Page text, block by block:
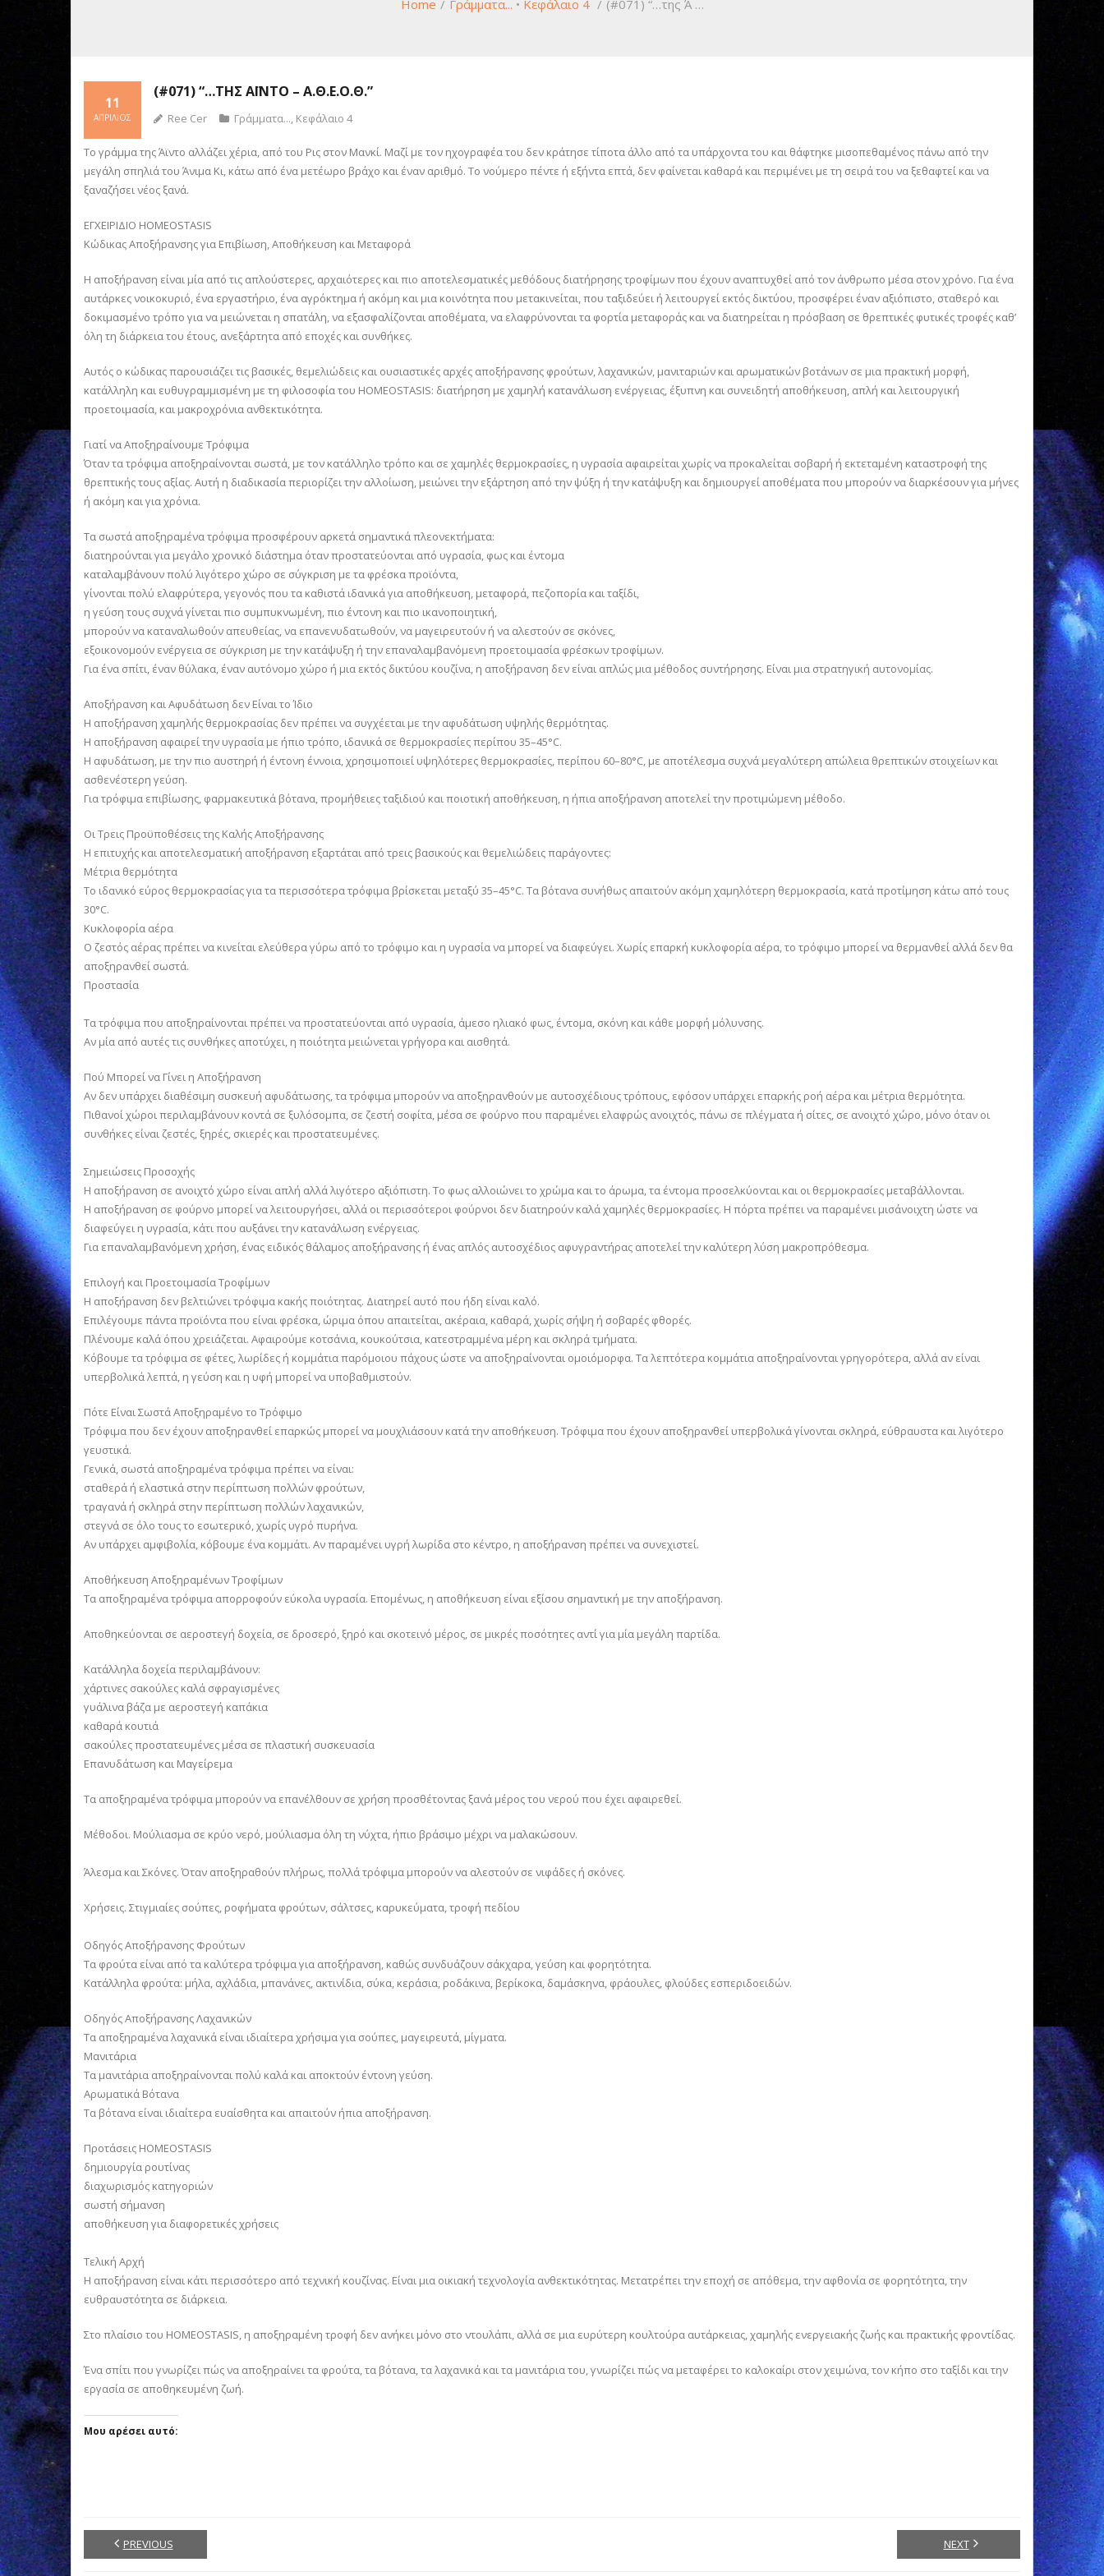
Home / Γράμματα... • Κεφάλαιο 4 / (#071) “…της Ά …
(#071) “…ΤΗΣ ΆΪΝΤΟ – Α.Θ.Ε.Ο.Θ.”
11
ΑΠΡΊΛΙΟΣ Ree Cer Γράμματα... Κεφάλαιο 4
Το γράμμα της Άϊντο αλλάζει χέρια, από του Ρις στον Μανκί. Μαζί με τον ηχογραφέα του δεν κράτησε τίποτα άλλο από τα υπάρχοντα του και θάφτηκε μισοπεθαμένος πάνω από την
μεγάλη σπηλιά του Άνιμα Κι, κάτω από ένα μετέωρο βράχο και έναν αριθμό. Το νούμερο πέντε ή εξήντα επτά, δεν φαίνεται καθαρά και περιμένει με τη σειρά του να ξεθαφτεί και να
ξαναζήσει νέος ξανά.
ΕΓΧΕΙΡΙΔΙΟ HOMEOSTASIS
Κώδικας Αποξήρανσης για Επιβίωση, Αποθήκευση και Μεταφορά
Η αποξήρανση είναι μία από τις απλούστερες, αρχαιότερες και πιο αποτελεσματικές μεθόδους διατήρησης τροφίμων που έχουν αναπτυχθεί από τον άνθρωπο μέσα στον χρόνο. Για ένα
αυτάρκες νοικοκυριό, ένα εργαστήριο, ένα αγρόκτημα ή ακόμη και μια κοινότητα που μετακινείται, που ταξιδεύει ή λειτουργεί εκτός δικτύου, προσφέρει έναν αξιόπιστο, σταθερό και
δοκιμασμένο τρόπο για να μειώνεται η σπατάλη, να εξασφαλίζονται αποθέματα, να ελαφρύνονται τα φορτία μεταφοράς και να διατηρείται η πρόσβαση σε θρεπτικές φυτικές τροφές καθ’
όλη τη διάρκεια του έτους, ανεξάρτητα από εποχές και συνθήκες.
Αυτός ο κώδικας παρουσιάζει τις βασικές, θεμελιώδεις και ουσιαστικές αρχές αποξήρανσης φρούτων, λαχανικών, μανιταριών και αρωματικών βοτάνων σε μια πρακτική μορφή,
κατάλληλη και ευθυγραμμισμένη με τη φιλοσοφία του HOMEOSTASIS: διατήρηση με χαμηλή κατανάλωση ενέργειας, έξυπνη και συνειδητή αποθήκευση, απλή και λειτουργική
προετοιμασία, και μακροχρόνια ανθεκτικότητα.
Γιατί να Αποξηραίνουμε Τρόφιμα
Όταν τα τρόφιμα αποξηραίνονται σωστά, με τον κατάλληλο τρόπο και σε χαμηλές θερμοκρασίες, η υγρασία αφαιρείται χωρίς να προκαλείται σοβαρή ή εκτεταμένη καταστροφή της
θρεπτικής τους αξίας. Αυτή η διαδικασία περιορίζει την αλλοίωση, μειώνει την εξάρτηση από την ψύξη ή την κατάψυξη και δημιουργεί αποθέματα που μπορούν να διαρκέσουν για μήνες
ή ακόμη και για χρόνια.
Τα σωστά αποξηραμένα τρόφιμα προσφέρουν αρκετά σημαντικά πλεονεκτήματα:
διατηρούνται για μεγάλο χρονικό διάστημα όταν προστατεύονται από υγρασία, φως και έντομα
καταλαμβάνουν πολύ λιγότερο χώρο σε σύγκριση με τα φρέσκα προϊόντα,
γίνονται πολύ ελαφρύτερα, γεγονός που τα καθιστά ιδανικά για αποθήκευση, μεταφορά, πεζοπορία και ταξίδι,
η γεύση τους συχνά γίνεται πιο συμπυκνωμένη, πιο έντονη και πιο ικανοποιητική,
μπορούν να καταναλωθούν απευθείας, να επανενυδατωθούν, να μαγειρευτούν ή να αλεστούν σε σκόνες,
εξοικονομούν ενέργεια σε σύγκριση με την κατάψυξη ή την επαναλαμβανόμενη προετοιμασία φρέσκων τροφίμων.
Για ένα σπίτι, έναν θύλακα, έναν αυτόνομο χώρο ή μια εκτός δικτύου κουζίνα, η αποξήρανση δεν είναι απλώς μια μέθοδος συντήρησης. Είναι μια στρατηγική αυτονομίας.
Αποξήρανση και Αφυδάτωση δεν Είναι το Ίδιο
Η αποξήρανση χαμηλής θερμοκρασίας δεν πρέπει να συγχέεται με την αφυδάτωση υψηλής θερμότητας.
Η αποξήρανση αφαιρεί την υγρασία με ήπιο τρόπο, ιδανικά σε θερμοκρασίες περίπου 35–45°C.
Η αφυδάτωση, με την πιο αυστηρή ή έντονη έννοια, χρησιμοποιεί υψηλότερες θερμοκρασίες, περίπου 60–80°C, με αποτέλεσμα συχνά μεγαλύτερη απώλεια θρεπτικών στοιχείων και
ασθενέστερη γεύση.
Για τρόφιμα επιβίωσης, φαρμακευτικά βότανα, προμήθειες ταξιδιού και ποιοτική αποθήκευση, η ήπια αποξήρανση αποτελεί την προτιμώμενη μέθοδο.
Οι Τρεις Προϋποθέσεις της Καλής Αποξήρανσης
Η επιτυχής και αποτελεσματική αποξήρανση εξαρτάται από τρεις βασικούς και θεμελιώδεις παράγοντες:
Μέτρια θερμότητα
Το ιδανικό εύρος θερμοκρασίας για τα περισσότερα τρόφιμα βρίσκεται μεταξύ 35–45°C. Τα βότανα συνήθως απαιτούν ακόμη χαμηλότερη θερμοκρασία, κατά προτίμηση κάτω από τους
30°C.
Κυκλοφορία αέρα
Ο ζεστός αέρας πρέπει να κινείται ελεύθερα γύρω από το τρόφιμο και η υγρασία να μπορεί να διαφεύγει. Χωρίς επαρκή κυκλοφορία αέρα, το τρόφιμο μπορεί να θερμανθεί αλλά δεν θα
αποξηρανθεί σωστά.
Προστασία
Τα τρόφιμα που αποξηραίνονται πρέπει να προστατεύονται από υγρασία, άμεσο ηλιακό φως, έντομα, σκόνη και κάθε μορφή μόλυνσης.
Αν μία από αυτές τις συνθήκες αποτύχει, η ποιότητα μειώνεται γρήγορα και αισθητά.
Πού Μπορεί να Γίνει η Αποξήρανση
Αν δεν υπάρχει διαθέσιμη συσκευή αφυδάτωσης, τα τρόφιμα μπορούν να αποξηρανθούν με αυτοσχέδιους τρόπους, εφόσον υπάρχει επαρκής ροή αέρα και μέτρια θερμότητα.
Πιθανοί χώροι περιλαμβάνουν κοντά σε ξυλόσομπα, σε ζεστή σοφίτα, μέσα σε φούρνο που παραμένει ελαφρώς ανοιχτός, πάνω σε πλέγματα ή σίτες, σε ανοιχτό χώρο, μόνο όταν οι
συνθήκες είναι ζεστές, ξηρές, σκιερές και προστατευμένες.
Σημειώσεις Προσοχής
Η αποξήρανση σε ανοιχτό χώρο είναι απλή αλλά λιγότερο αξιόπιστη. Το φως αλλοιώνει το χρώμα και το άρωμα, τα έντομα προσελκύονται και οι θερμοκρασίες μεταβάλλονται.
Η αποξήρανση σε φούρνο μπορεί να λειτουργήσει, αλλά οι περισσότεροι φούρνοι δεν διατηρούν καλά χαμηλές θερμοκρασίες. Η πόρτα πρέπει να παραμένει μισάνοιχτη ώστε να
διαφεύγει η υγρασία, κάτι που αυξάνει την κατανάλωση ενέργειας.
Για επαναλαμβανόμενη χρήση, ένας ειδικός θάλαμος αποξήρανσης ή ένας απλός αυτοσχέδιος αφυγραντήρας αποτελεί την καλύτερη λύση μακροπρόθεσμα.
Επιλογή και Προετοιμασία Τροφίμων
Η αποξήρανση δεν βελτιώνει τρόφιμα κακής ποιότητας. Διατηρεί αυτό που ήδη είναι καλό.
Επιλέγουμε πάντα προϊόντα που είναι φρέσκα, ώριμα όπου απαιτείται, ακέραια, καθαρά, χωρίς σήψη ή σοβαρές φθορές.
Πλένουμε καλά όπου χρειάζεται. Αφαιρούμε κοτσάνια, κουκούτσια, κατεστραμμένα μέρη και σκληρά τμήματα.
Κόβουμε τα τρόφιμα σε φέτες, λωρίδες ή κομμάτια παρόμοιου πάχους ώστε να αποξηραίνονται ομοιόμορφα. Τα λεπτότερα κομμάτια αποξηραίνονται γρηγορότερα, αλλά αν είναι
υπερβολικά λεπτά, η γεύση και η υφή μπορεί να υποβαθμιστούν.
Πότε Είναι Σωστά Αποξηραμένο το Τρόφιμο
Τρόφιμα που δεν έχουν αποξηρανθεί επαρκώς μπορεί να μουχλιάσουν κατά την αποθήκευση. Τρόφιμα που έχουν αποξηρανθεί υπερβολικά γίνονται σκληρά, εύθραυστα και λιγότερο
γευστικά.
Γενικά, σωστά αποξηραμένα τρόφιμα πρέπει να είναι:
σταθερά ή ελαστικά στην περίπτωση πολλών φρούτων,
τραγανά ή σκληρά στην περίπτωση πολλών λαχανικών,
στεγνά σε όλο τους το εσωτερικό, χωρίς υγρό πυρήνα.
Αν υπάρχει αμφιβολία, κόβουμε ένα κομμάτι. Αν παραμένει υγρή λωρίδα στο κέντρο, η αποξήρανση πρέπει να συνεχιστεί.
Αποθήκευση Αποξηραμένων Τροφίμων
Τα αποξηραμένα τρόφιμα απορροφούν εύκολα υγρασία. Επομένως, η αποθήκευση είναι εξίσου σημαντική με την αποξήρανση.
Αποθηκεύονται σε αεροστεγή δοχεία, σε δροσερό, ξηρό και σκοτεινό μέρος, σε μικρές ποσότητες αντί για μία μεγάλη παρτίδα.
Κατάλληλα δοχεία περιλαμβάνουν:
χάρτινες σακούλες καλά σφραγισμένες
γυάλινα βάζα με αεροστεγή καπάκια
καθαρά κουτιά
σακούλες προστατευμένες μέσα σε πλαστική συσκευασία
Επανυδάτωση και Μαγείρεμα
Τα αποξηραμένα τρόφιμα μπορούν να επανέλθουν σε χρήση προσθέτοντας ξανά μέρος του νερού που έχει αφαιρεθεί.
Μέθοδοι. Μούλιασμα σε κρύο νερό, μούλιασμα όλη τη νύχτα, ήπιο βράσιμο μέχρι να μαλακώσουν.
Άλεσμα και Σκόνες. Όταν αποξηραθούν πλήρως, πολλά τρόφιμα μπορούν να αλεστούν σε νιφάδες ή σκόνες.
Χρήσεις. Στιγμιαίες σούπες, ροφήματα φρούτων, σάλτσες, καρυκεύματα, τροφή πεδίου
Οδηγός Αποξήρανσης Φρούτων
Τα φρούτα είναι από τα καλύτερα τρόφιμα για αποξήρανση, καθώς συνδυάζουν σάκχαρα, γεύση και φορητότητα.
Κατάλληλα φρούτα: μήλα, αχλάδια, μπανάνες, ακτινίδια, σύκα, κεράσια, ροδάκινα, βερίκοκα, δαμάσκηνα, φράουλες, φλούδες εσπεριδοειδών.
Οδηγός Αποξήρανσης Λαχανικών
Τα αποξηραμένα λαχανικά είναι ιδιαίτερα χρήσιμα για σούπες, μαγειρευτά, μίγματα.
Μανιτάρια
Τα μανιτάρια αποξηραίνονται πολύ καλά και αποκτούν έντονη γεύση.
Αρωματικά Βότανα
Τα βότανα είναι ιδιαίτερα ευαίσθητα και απαιτούν ήπια αποξήρανση.
Προτάσεις HOMEOSTASIS
δημιουργία ρουτίνας
διαχωρισμός κατηγοριών
σωστή σήμανση
αποθήκευση για διαφορετικές χρήσεις
Τελική Αρχή
Η αποξήρανση είναι κάτι περισσότερο από τεχνική κουζίνας. Είναι μια οικιακή τεχνολογία ανθεκτικότητας. Μετατρέπει την εποχή σε απόθεμα, την αφθονία σε φορητότητα, την
ευθραυστότητα σε διάρκεια.
Στο πλαίσιο του HOMEOSTASIS, η αποξηραμένη τροφή δεν ανήκει μόνο στο ντουλάπι, αλλά σε μια ευρύτερη κουλτούρα αυτάρκειας, χαμηλής ενεργειακής ζωής και πρακτικής φροντίδας.
Ένα σπίτι που γνωρίζει πώς να αποξηραίνει τα φρούτα, τα βότανα, τα λαχανικά και τα μανιτάρια του, γνωρίζει πώς να μεταφέρει το καλοκαίρι στον χειμώνα, τον κήπο στο ταξίδι και την
εργασία σε αποθηκευμένη ζωή.
Μου αρέσει αυτό:
PREVIOUS NEXT